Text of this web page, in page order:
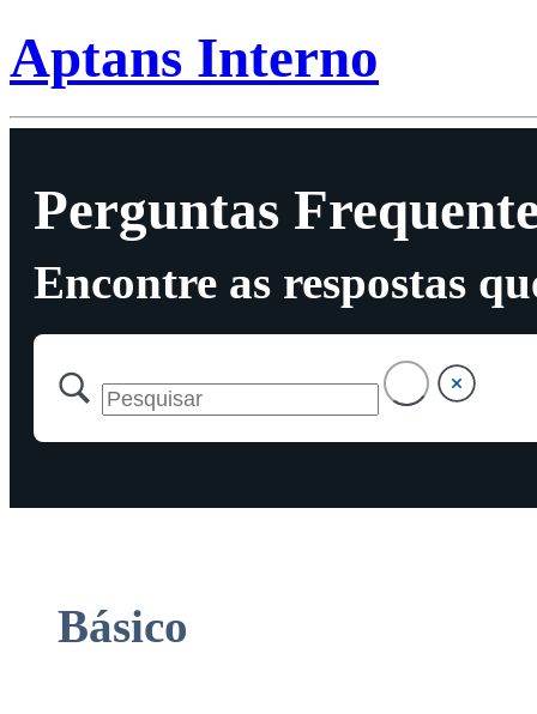
Aptans Interno
Perguntas
Encontre as respostas
Básico